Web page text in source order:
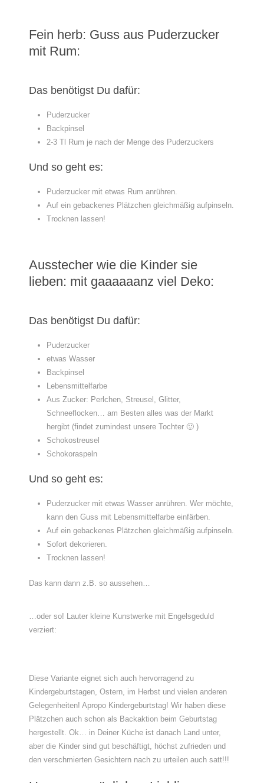
Fein herb: Guss aus Puderzucker
mit Rum:
Das benötigst Du dafür:
Puderzucker
Backpinsel
2-3 Tl Rum je nach der Menge des Puderzuckers
Und so geht es:
Puderzucker mit etwas Rum anrühren.
Auf ein gebackenes Plätzchen gleichmäßig aufpinseln.
Trocknen lassen!
Ausstecher wie die Kinder sie
lieben: mit gaaaaaanz viel Deko:
Das benötigst Du dafür:
Puderzucker
etwas Wasser
Backpinsel
Lebensmittelfarbe
Aus Zucker: Perlchen, Streusel, Glitter,
Schneeflocken… am Besten alles was der Markt
hergibt (findet zumindest unsere Tochter 🙂 )
Schokostreusel
Schokoraspeln
Und so geht es:
Puderzucker mit etwas Wasser anrühren. Wer möchte,
kann den Guss mit Lebensmittelfarbe einfärben.
Auf ein gebackenes Plätzchen gleichmäßig aufpinseln.
Sofort dekorieren.
Trocknen lassen!
Das kann dann z.B. so aussehen…
…oder so! Lauter kleine Kunstwerke mit Engelsgeduld
verziert:
Diese Variante eignet sich auch hervorragend zu
Kindergeburtstagen, Ostern, im Herbst und vielen anderen
Gelegenheiten! Apropo Kindergeburtstag! Wir haben diese
Plätzchen auch schon als Backaktion beim Geburtstag
hergestellt. Ok… in Deiner Küche ist danach Land unter,
aber die Kinder sind gut beschäftigt, höchst zufrieden und
den verschmierten Gesichtern nach zu urteilen auch satt!!!